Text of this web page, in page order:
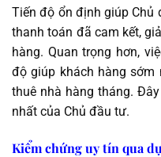
Tiến độ ổn định giúp Chủ
thanh toán đã cam kết,
hàng. Quan trọng hơn,
độ giúp khách hàng sớm
thuê nhà hàng tháng.
nhất của Chủ đầu tư.
Kiểm chứng uy tín qua